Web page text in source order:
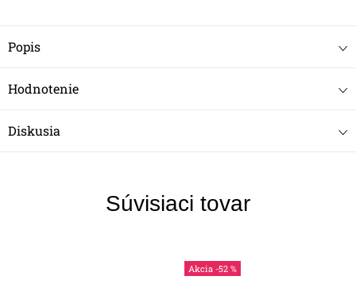
Popis
Hodnotenie
Diskusia
Súvisiaci tovar
-52 %